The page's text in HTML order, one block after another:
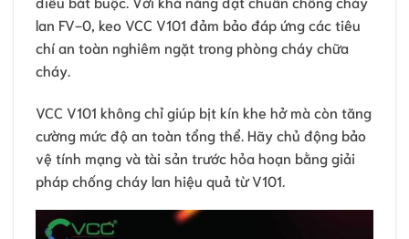
lan FV-0, keo VCC V101 đảm bảo đáp ứng các tiêu
chí an toàn nghiêm ngặt trong phòng cháy chữa
cháy.
VCC V101 không chỉ giúp bịt kín khe hở mà còn tăng
cường mức độ an toàn tổng thể. Hãy chủ động bảo
vệ tính mạng và tài sản trước hỏa hoạn bằng giải
pháp chống cháy lan hiệu quả từ V101.